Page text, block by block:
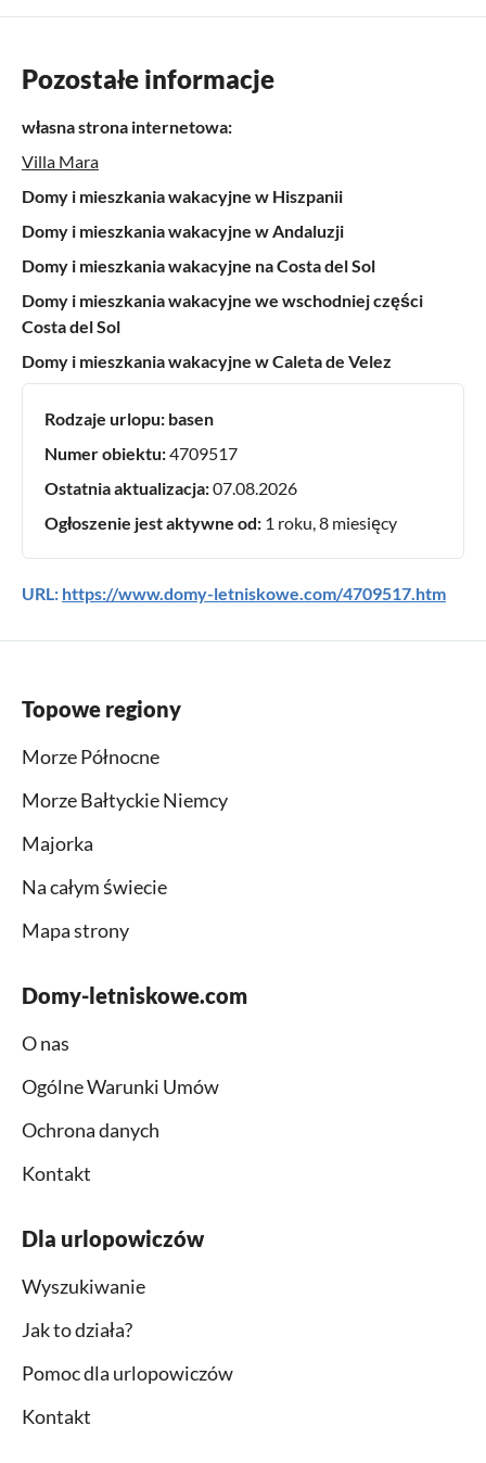
Pozostałe informacje
własna strona internetowa:
Villa Mara
Domy i mieszkania wakacyjne w Hiszpanii
Domy i mieszkania wakacyjne w Andaluzji
Domy i mieszkania wakacyjne na Costa del Sol
Domy i mieszkania wakacyjne we wschodniej części
Costa del Sol
Domy i mieszkania wakacyjne w Caleta de Velez
Rodzaje urlopu: basen
Numer obiektu:4709517
Ostatnia aktualizacja:07.08.2026
Ogłoszenie jest aktywne od: 1 roku, 8 miesięcy
URL: https://www.domy-letniskowe.com/4709517.htm
Topowe regiony
Morze Północne
Morze Bałtyckie Niemcy
Majorka
Na całym świecie
Mapa strony
Domy-letniskowe.com
O nas
Ogólne Warunki Umów
Ochrona danych
Kontakt
Dla urlopowiczów
Wyszukiwanie
Jak to działa?
Pomoc dla urlopowiczów
Kontakt